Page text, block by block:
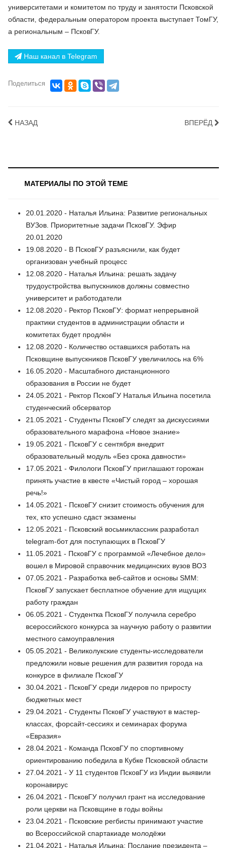
университетами и комитетом по труду и занятости Псковской
области, федеральным оператором проекта выступает ТомГУ,
а региональным – ПсковГУ.
Наш канал в Telegram
Поделиться
НАЗАД ВПЕРЁД
МАТЕРИАЛЫ ПО ЭТОЙ ТЕМЕ
20.01.2020 - Наталья Ильина: Развитие региональных
ВУЗов. Приоритетные задачи ПсковГУ. Эфир
20.01.2020
19.08.2020 - В ПсковГУ разъяснили, как будет
организован учебный процесс
12.08.2020 - Наталья Ильина: решать задачу
трудоустройства выпускников должны совместно
университет и работодатели
12.08.2020 - Ректор ПсковГУ: формат непрерывной
практики студентов в администрации области и
комитетах будет продлён
12.08.2020 - Количество оставшихся работать на
Псковщине выпускников ПсковГУ увеличилось на 6%
16.05.2020 - Масштабного дистанционного
образования в России не будет
24.05.2021 - Ректор ПсковГУ Наталья Ильина посетила
студенческий обсерватор
21.05.2021 - Студенты ПсковГУ следят за дискуссиями
образовательного марафона «Новое знание»
19.05.2021 - ПсковГУ с сентября внедрит
образовательный модуль «Без срока давности»
17.05.2021 - Филологи ПсковГУ приглашают горожан
принять участие в квесте «Чистый город – хорошая
речь!»
14.05.2021 - ПсковГУ снизит стоимость обучения для
тех, кто успешно сдаст экзамены
12.05.2021 - Псковский восьмиклассник разработал
telegram-бот для поступающих в ПсковГУ
11.05.2021 - ПсковГУ с программой «Лечебное дело»
вошел в Мировой справочник медицинских вузов ВОЗ
07.05.2021 - Разработка веб-сайтов и основы SMM:
ПсковГУ запускает бесплатное обучение для ищущих
работу граждан
06.05.2021 - Студентка ПсковГУ получила серебро
всероссийского конкурса за научную работу о развитии
местного самоуправления
05.05.2021 - Великолукские студенты-исследователи
предложили новые решения для развития города на
конкурсе в филиале ПсковГУ
30.04.2021 - ПсковГУ среди лидеров по приросту
бюджетных мест
29.04.2021 - Студенты ПсковГУ участвуют в мастер-
классах, форсайт-сессиях и семинарах форума
«Евразия»
28.04.2021 - Команда ПсковГУ по спортивному
ориентированию победила в Кубке Псковской области
27.04.2021 - У 11 студентов ПсковГУ из Индии выявили
коронавирус
26.04.2021 - ПсковГУ получил грант на исследование
роли церкви на Псковщине в годы войны
23.04.2021 - Псковские регбисты принимают участие
во Всероссийской спартакиаде молодёжи
21.04.2021 - Наталья Ильина: Послание президента –